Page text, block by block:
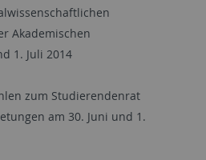
Akademischen
1. Juli 2014
zum Studierendenrat
am 30. Juni und 1.